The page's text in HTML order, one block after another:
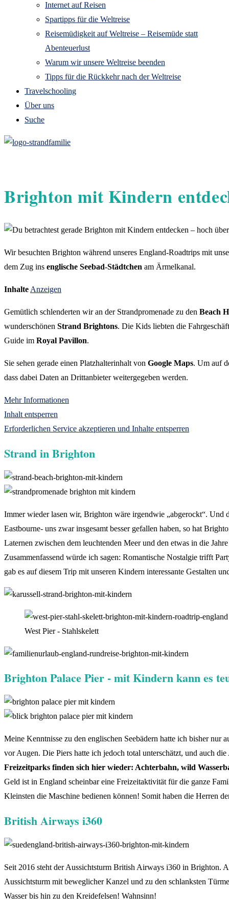
Internet auf Reisen
Spartipps für die Weltreise
Reisemüdigkeit auf Weltreise – Reisemüde statt
Abenteuerlust
Warum wir unsere Weltreise beenden
Tipps für die Rückkehr nach der Weltreise
Travelschooling
Über uns
Suche
Brighton mit Kindern
Wir besuchten Brighton während unseres England-Roadtrips mit
dem Zug ins englische Seebad-Städtchen am Ärmelkanal.
InhalteAnzeigen
Gemütlich schlenderten wir an der Strandpromenade zu den Beach
wunderschönen Strand Brightons. Die Kids liebten die
Guide im Royal Pavillon.
Sie sehen gerade einen Platzhalterinhalt von Google Maps. Um auf
dass dabei Daten an Drittanbieter weitergegeben werden.
Mehr Informationen
Inhalt entsperren
Erforderlichen Service akzeptieren und Inhalte entsperren
Strand in Brighton
Immer wieder lasen wir, Brighton wäre irgendwie „abgerockt“.
Eastbourne- uns zwar insgesamt besser gefallen haben, so hat
Laternen zwischen dem leuchtenden Meer und den etwas in die
Zusammenfassend würde ich sagen: Romantische Nostalgie trifft
gab es auf diesem Trip mit unseren Kindern interessante Gestalten
West Pier - Stahlskelett
Brighton Palace Pier - mit Kindern kann es
Meine Kenntnisse zu den englischen Seebädern hatte ich bisher nur
vor Augen. Die Piers hatte ich jedoch total unterschätzt, und auch
Freizeitparks finden sich hier wieder: Achterbahn, wild
Geld ist in England scheinbar eine Freizeitaktivität für die ganze
Kleinsten die Maschine bedienen können! Somit haben die Herren
British Airways i360
Seit 2016 steht der Aussichtsturm British Airways i360 in Brighton.
Aussichtsturm mit beweglicher Kanzel und zu den schlanksten
Wasser bis hin zu den Kreidefelsen! Wahnsinn!